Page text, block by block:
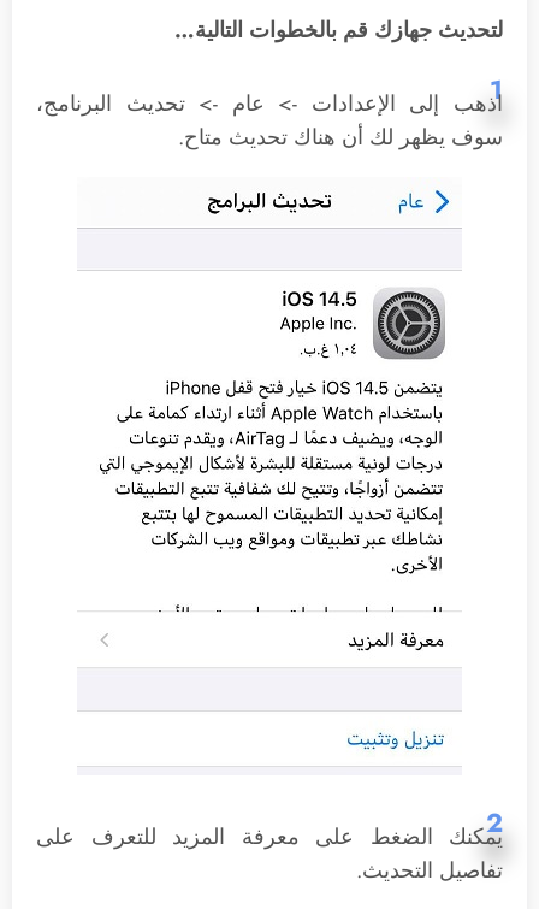
لتحديث جهازك قم بالخطوات التالية…
1
اذهب إلى الإعدادات -> عام -> تحديث البرنامج،
سوف يظهر لك أن هناك تحديث متاح.
2
يمكنك الضغط على معرفة المزيد للتعرف على
تفاصيل التحديث.